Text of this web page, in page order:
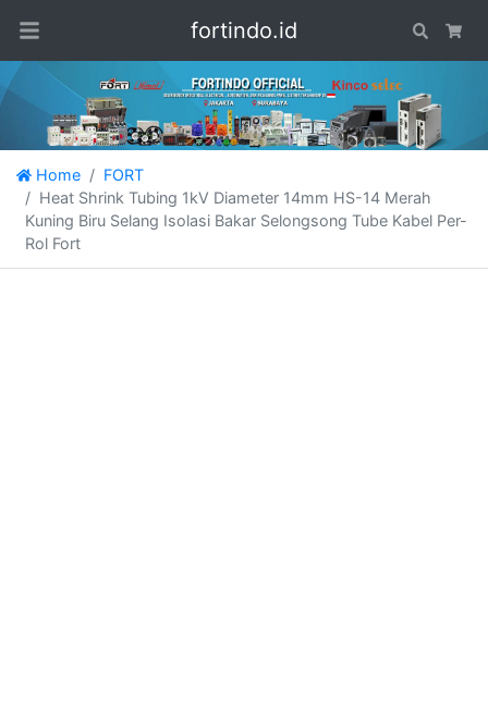
fortindo.id Search
Home
FORT
Heat Shrink Tubing 1kV Diameter 14mm HS-14 Merah
Kuning Biru Selang Isolasi Bakar Selongsong Tube Kabel Per-
Rol Fort